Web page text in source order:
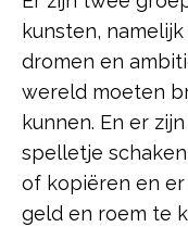
kunsten,
dromen en
wereld moeten
kunnen. En er
spelletje
of kopiëren en er
geld en roem te